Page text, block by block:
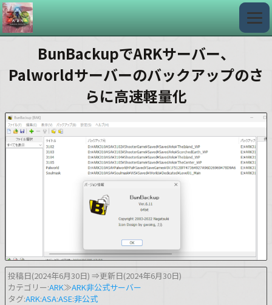
BunBackupでARKサーバー、
Palworldサーバーのバックアップのさ
らに高速軽量化
投稿日(2024年6月30日) ⇒更新日(2024年6月30日)
カテゴリー:ARK≫ARK非公式サーバー
タグ:ARK:ASA:ASE:非公式